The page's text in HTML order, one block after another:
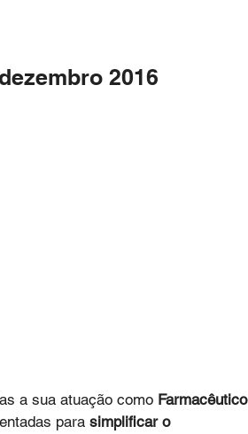
2016
a sua atuação como Farmacêutico
para simplificar o